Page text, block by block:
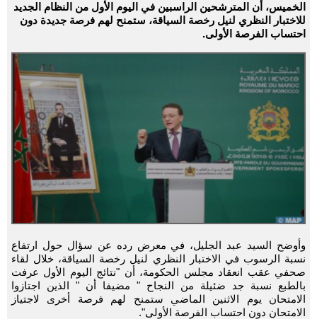
الخميس، أن المترشحين الراسبين في اليوم الأول من النظام الجديد
للاختبار النظري لنيل رخصة السياقة، ستمنح لهم فرصة جديدة دون
احتساب الفرصة الأولى.
وأوضح السيد عبد الجليل، في معرض رده عن سؤال حول ارتفاع
نسبة الرسوب في الاختبار النظري لنيل رخصة السياقة، خلال لقاء
صحفي عقب انعقاد مجلس الحكومة، أن "نتائج اليوم الأول عرفت
بالطبع نسبة جد ضئيلة من النجاح " مضيفا أن " الذين اجتازوا
الامتحان يوم الاثنين الماضي ستمنح لهم فرصة أخرى لاجتياز
الامتحان دون احتساب الفرصة الأولى".